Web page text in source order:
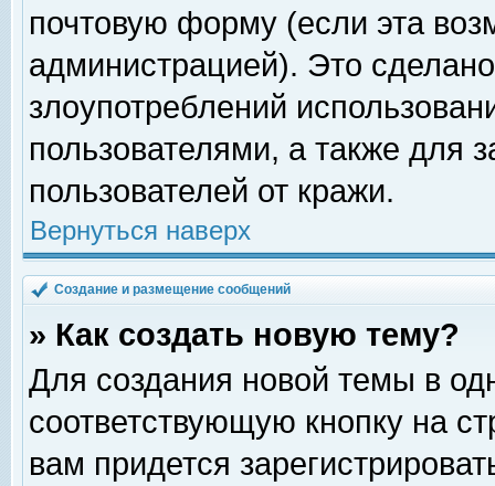
почтовую форму (если эта
администрацией). Это
злоупотреблений
пользователями, а также для
пользователей от кражи.
Вернуться наверх
Создание и размещение сообщений
» Как создать новую тему?
Для создания новой темы в
соответствующую кнопку на
вам придется